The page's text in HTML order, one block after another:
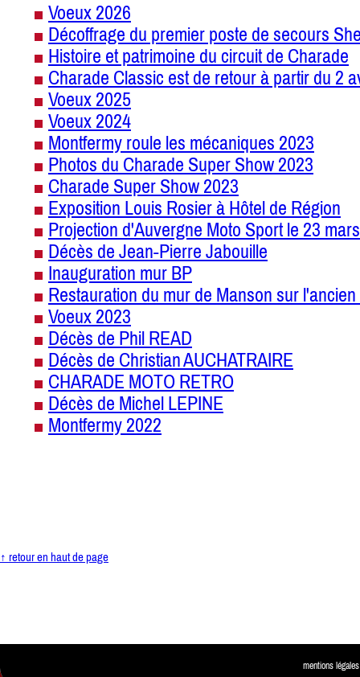
Voeux 2026
Décoffrage du premier poste de secours
Histoire et patrimoine du circuit de Charade
Charade Classic est de retour à partir du 2
Voeux 2025
Voeux 2024
Montfermy roule les mécaniques 2023
Photos du Charade Super Show 2023
Charade Super Show 2023
Exposition Louis Rosier à Hôtel de Région
Projection d'Auvergne Moto Sport le 23 mars
Décès de Jean-Pierre Jabouille
Inauguration mur BP
Restauration du mur de Manson sur
Voeux 2023
Décès de Phil READ
Décès de Christian AUCHATRAIRE
CHARADE MOTO RETRO
Décès de Michel LEPINE
Montfermy 2022
↑ retour en haut de page
mentions légales